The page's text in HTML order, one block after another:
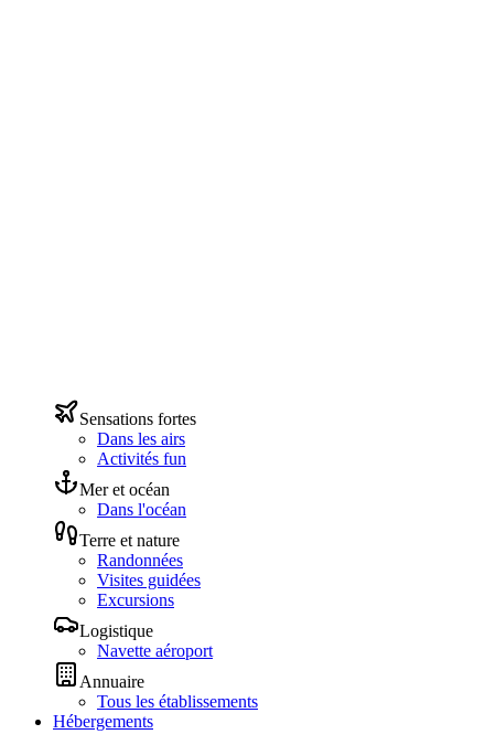
Sensations fortes
Dans les airs
Activités fun
Mer et océan
Dans l'océan
Terre et nature
Randonnées
Visites guidées
Excursions
Logistique
Navette aéroport
Annuaire
Tous les établissements
Hébergements